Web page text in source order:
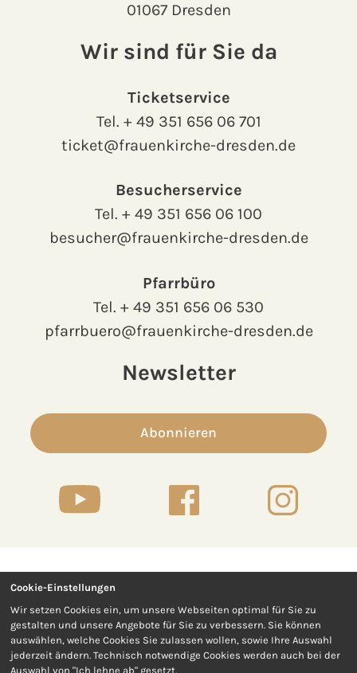
01067 Dresden
Wir sind für Sie da
Ticketservice
Tel. + 49 351 656 06 701
ticket@frauenkirche-dresden.de
Besucherservice
Tel. + 49 351 656 06 100
besucher@frauenkirche-dresden.de
Pfarrbüro
Tel. + 49 351 656 06 530
pfarrbuero@frauenkirche-dresden.de
Newsletter
Abonnieren
Kontakt
Impressum Datenschutz
Cookie-Einstellungen
Wir setzen Cookies ein, um unsere Webseiten optimal für Sie zu
gestalten und unsere Angebote für Sie zu verbessern. Sie können
auswählen, welche Cookies Sie zulassen wollen, sowie Ihre Auswahl
jederzeit ändern. Technisch notwendige Cookies werden auch bei der
Auswahl von "Ich lehne ab" gesetzt.